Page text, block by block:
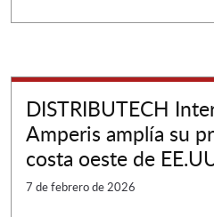
DISTRIBUTECH
Amperis amplía su
costa oeste de
7 de febrero de 2026